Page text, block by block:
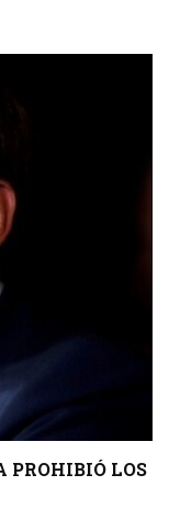
PROHIBIÓ LOS